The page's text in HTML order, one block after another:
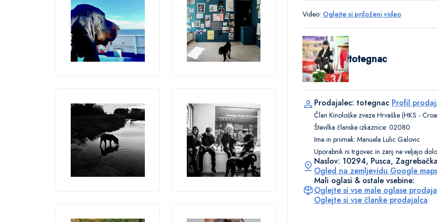
Video: Oglejte si priloženi video
totegnac
Prodajalec: totegnac Profil
Član Kinološke zveze Hrvaške (HKS -
Številka članske izkaznice: 02080
Ime in priimek: Manuela Lulic Galovic
Uporabnik ni trgovec in zanj ne veljajo
Naslov: 10294, Pusca,
Ogled na zemljevidu Google maps
Mali oglasi & ostale vsebine:
Oglejte si vse male oglase
Oglejte si vse članke prodajalca